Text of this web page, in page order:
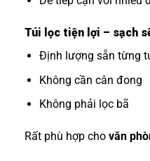
Túi lọc tiện lợi – sạch
Định lượng sẵn từng
Không cần cân đong
Không phải lọc bã
Rất phù hợp cho văn